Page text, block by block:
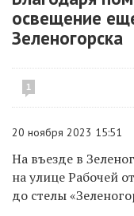
освещение
Зеленогорска
1
20 ноября 2023 15:51
На въезде в
на улице Рабочей
до стелы